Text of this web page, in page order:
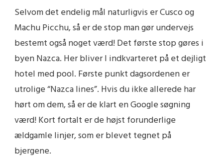
Selvom det endelig mål naturligvis er Cusco og
Machu Picchu, så er de stop man gør undervejs
bestemt også noget værd! Det første stop gøres i
byen Nazca. Her bliver I indkvarteret på et dejligt
hotel med pool. Første punkt dagsordenen er
utrolige “Nazca lines”. Hvis du ikke allerede har
hørt om dem, så er de klart en Google søgning
værd! Kort fortalt er de højst forunderlige
ældgamle linjer, som er blevet tegnet på
bjergene.